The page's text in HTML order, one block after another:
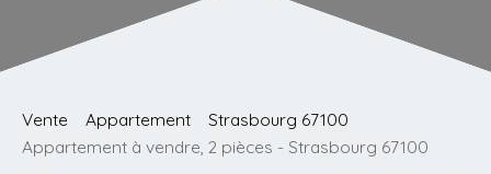
Vente Appartement
Strasbourg 67100
Appartement à vendre, 2 pièces - Strasbourg 67100